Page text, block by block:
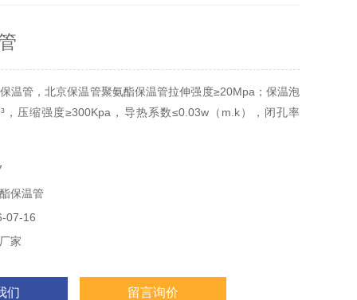
温管，北京保温管聚氨酯保温管拉伸强度≥20Mpa；保温泡
，压缩强度≥300Kpa，导热系数≤0.03w（m.k），闭孔率
保温管
07-16
家
们 留言询价